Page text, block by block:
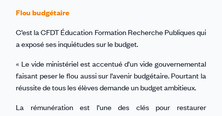
Flou budgétaire
C’est la CFDT Éducation Formation Recherche Publiques qui
a exposé ses inquiétudes sur le budget.
« Le vide ministériel est accentué d’un vide gouvernemental
faisant peser le flou aussi sur l’avenir budgétaire. Pourtant la
réussite de tous les élèves demande un budget ambitieux.
La rémunération est l’une des clés pour restaurer